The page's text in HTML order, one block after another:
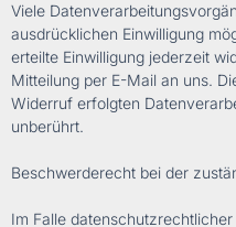
Viele
ausdrücklichen Einwilligung
erteilte Einwilligung jederzeit
Mitteilung per E-Mail an uns.
Widerruf erfolgten
unberührt.
Beschwerderecht bei der
Im Falle